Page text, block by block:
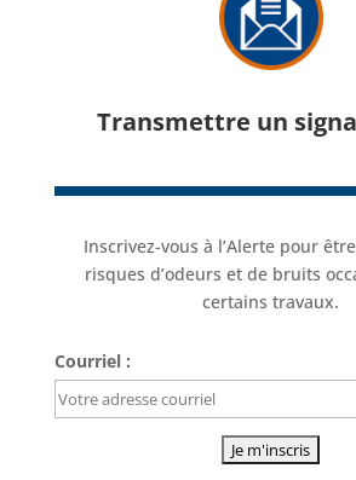
Transmettre un
Inscrivez-vous à l’Alerte pour
risques d’odeurs et de bruits
certains travaux.
Courriel :